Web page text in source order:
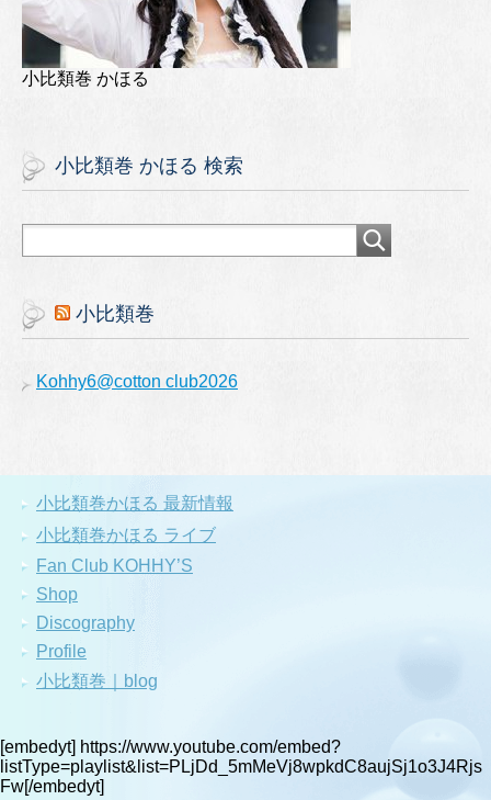
小比類巻 かほる
小比類巻 かほる 検索
小比類巻
Kohhy6@cotton club2026
小比類巻かほる 最新情報
小比類巻かほる ライブ
Fan Club KOHHY’S
Shop
Discography
Profile
小比類巻｜blog
[embedyt] https://www.youtube.com/embed?
listType=playlist&list=PLjDd_5mMeVj8wpkdC8aujSj1o3J4Rjs
Fw[/embedyt]